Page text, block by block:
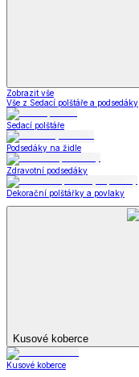
Zobrazit vše
Vše z Sedací polštáře a podsedáky
Sedací polštáře
Podsedáky na židle
Zdravotní podsedáky
Dekorační polštářky a povlaky
Kusové koberce
Kusové koberce